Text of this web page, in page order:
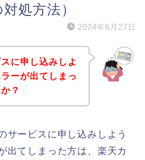
処方法）
2024年6月27日
に申し込みしよ
ーが出てしまっ
？
サービスに申し込みしよう
出てしまった方は、楽天カ